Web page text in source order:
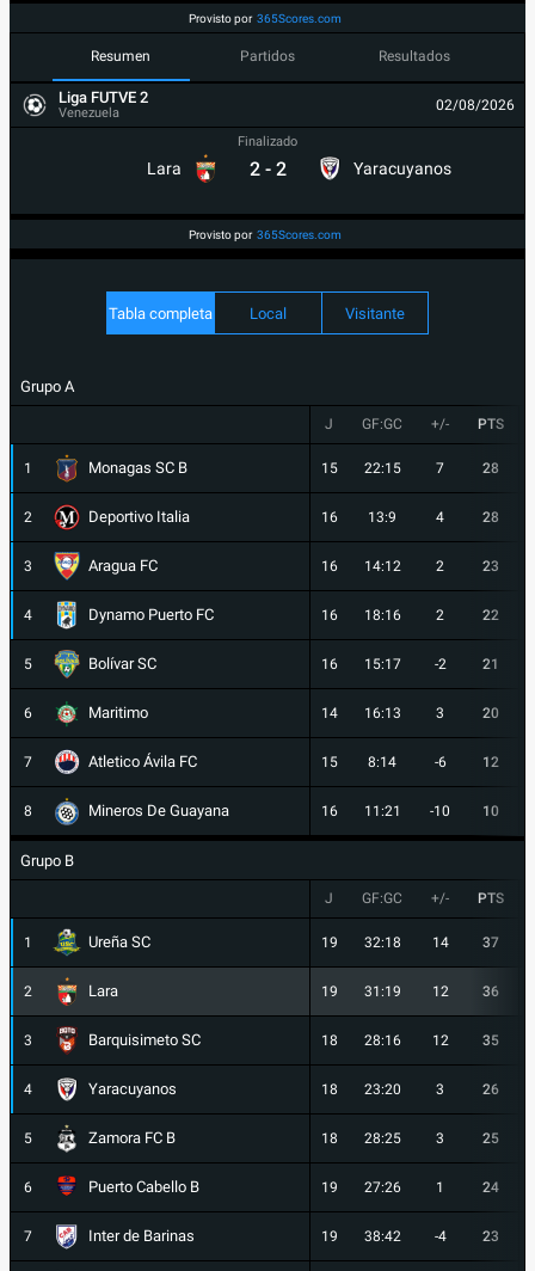
Provisto por 365Scores.com
Resumen Partidos Resultados
Liga FUTVE 2
Venezuela 02/08/2026
Lara
Finalizado
2 - 2 Yaracuyanos
Provisto por 365Scores.com
Tabla completa Local Visitante
Grupo A
J GF:GC +/- PTS
1 Monagas SC B 15 22:15 7 28
2 Deportivo Italia 16 13:9 4 28
3 Aragua FC 16 14:12 2 23
4 Dynamo Puerto FC 16 18:16 2 22
5 Bolívar SC 16 15:17 -2 21
6 Maritimo 14 16:13 3 20
7 Atletico Ávila FC 15 8:14 -6 12
8 Mineros De Guayana 16 11:21 -10 10
Grupo B
J GF:GC +/- PTS
1 Ureña SC 19 32:18 14 37
2 Lara 19 31:19 12 36
3 Barquisimeto SC 18 28:16 12 35
4 Yaracuyanos 18 23:20 3 26
5 Zamora FC B 18 28:25 3 25
6 Puerto Cabello B 19 27:26 1 24
7 Inter de Barinas 19 38:42 -4 23